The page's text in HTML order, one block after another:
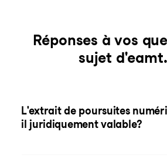
Réponses à vos
sujet
L'extrait de poursuites
il juridiquement valable?